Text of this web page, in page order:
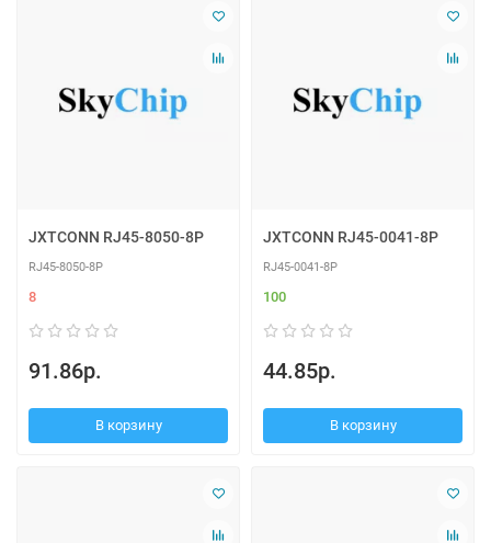
JXTCONN RJ45-8050-8P
RJ45-8050-8P
8
91.86р.
В корзину
JXTCONN RJ45-0041-8P
RJ45-0041-8P
100
44.85р.
В корзину